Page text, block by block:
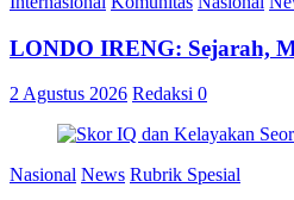
LONDO IRENG: Sejarah,
2 Agustus 2026 Redaksi 0
Nasional News Rubrik Spesial